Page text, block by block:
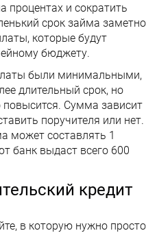
процентах и сократить
срок займа заметно
которые будут
бюджету.
были минимальными,
длительный срок, но
повысится. Сумма зависит
поручителя или нет.
может составлять 1
банк выдаст всего 600
кредит
в которую нужно просто